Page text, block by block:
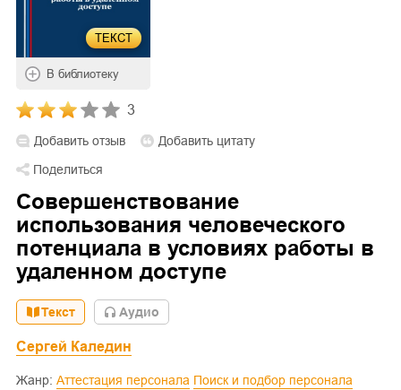
ТЕКСТ
В библиотеку
3
Добавить отзыв
Добавить цитату
Поделиться
Совершенствование
использования человеческого
потенциала в условиях работы в
удаленном доступе
Текст Aудио
Сергей Каледин
Жанр: Аттестация персонала
Поиск и подбор персонала